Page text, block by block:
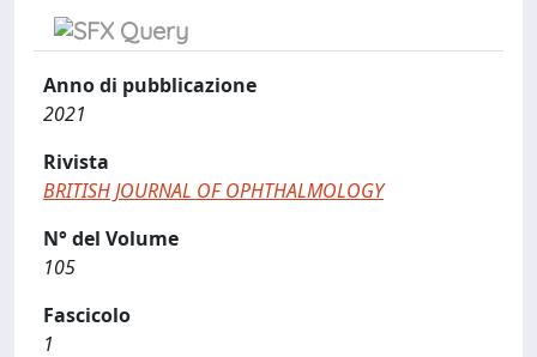
Anno di pubblicazione
2021
Rivista
BRITISH JOURNAL OF OPHTHALMOLOGY
N° del Volume
105
Fascicolo
1